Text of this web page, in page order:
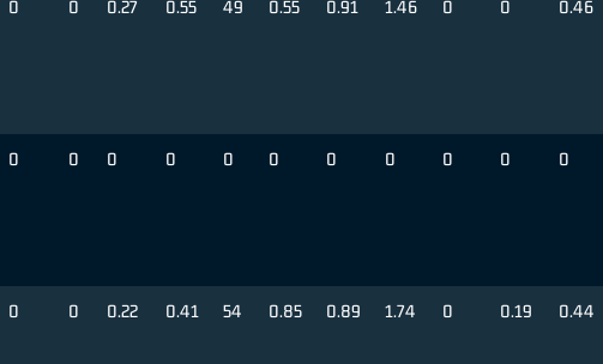
0 0 0.27 0.55 49 0.55 0.91 1.46 0 0 0.46
0 0 0 0 0 0 0 0 0 0 0
0 0 0.22 0.41 54 0.85 0.89 1.74 0 0.19 0.44